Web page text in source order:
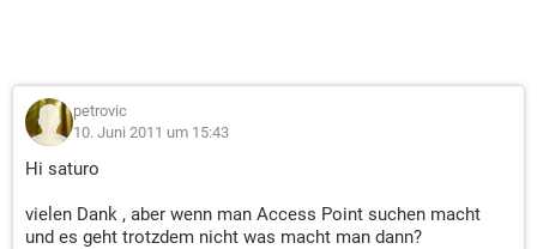
petrovic
10. Juni 2011 um 15:43
Hi saturo
vielen Dank , aber wenn man Access Point suchen macht
und es geht trotzdem nicht was macht man dann?